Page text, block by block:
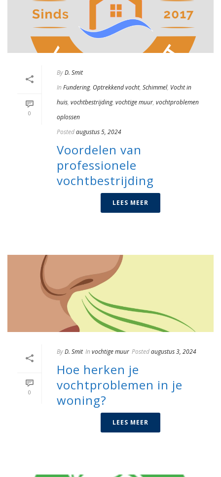
0
ByD. Smit
In Fundering, Optrekkend vocht, Schimmel, Vocht in
huis, vochtbestrijding, vochtige muur, vochtproblemen
oplossen
Postedaugustus 5, 2024
Voordelen van
professionele
vochtbestrijding
LEES MEER
0
ByD. Smit In vochtige muur Postedaugustus 3, 2024
Hoe herken je
vochtproblemen in je
woning?
LEES MEER